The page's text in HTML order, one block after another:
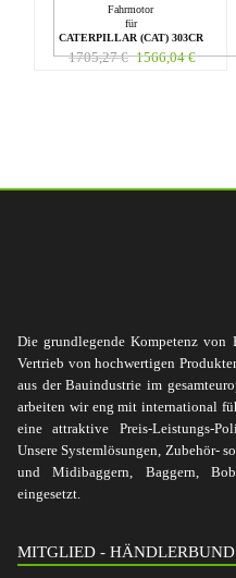
Fahrmotor
für
CATERPILLAR (CAT) 303CR
1705,27€ 1566,04€
Die grundlegende Kompetenz von
Vertrieb von hochwertigen
aus der Bauindustrie im
arbeiten wir eng mit international
eine attraktive Preis-Leistungs-
Unsere Systemlösungen, Zubehör-
und Midibaggern, Baggern,
eingesetzt.
MITGLIED - HÄNDLERBUND